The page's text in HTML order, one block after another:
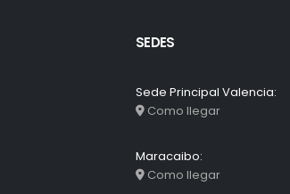
SEDES
Sede Principal Valencia:
Como llegar
Maracaibo:
Como llegar